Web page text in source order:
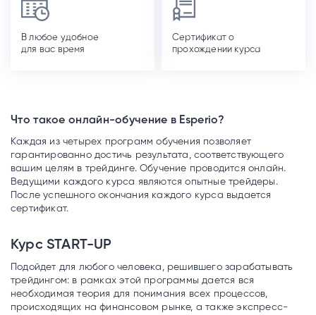
В любое удобное
для вас время
Сертификат о
прохождении курса
Что такое онлайн-обучение в Esperio?
Каждая из четырех программ обучения позволяет
гарантированно достичь результата, соответствующего
вашим целям в трейдинге. Обучение проводится онлайн.
Ведущими каждого курса являются опытные трейдеры.
После успешного окончания каждого курса выдается
сертификат.
Курс START-UP
Подойдет для любого человека, решившего зарабатывать
трейдингом: в рамках этой программы дается вся
необходимая теория для понимания всех процессов,
происходящих на финансовом рынке, а также экспресс-